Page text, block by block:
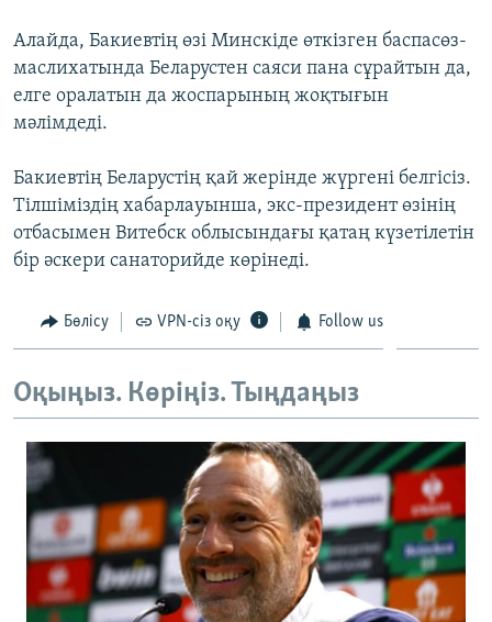
Алайда, Бакиевтің өзі Минскіде өткізген баспасөз-
маслихатында Беларустен саяси пана сұрайтын да,
елге оралатын да жоспарының жоқтығын
мәлімдеді.
Бакиевтің Беларустің қай жерінде жүргені белгісіз.
Тілшіміздің хабарлауынша, экс-президент өзінің
отбасымен Витебск облысындағы қатаң күзетілетін
бір әскери санаторийде көрінеді.
Бөлісу VPN-сіз оқу Follow us
Оқыңыз. Көріңіз. Тыңдаңыз